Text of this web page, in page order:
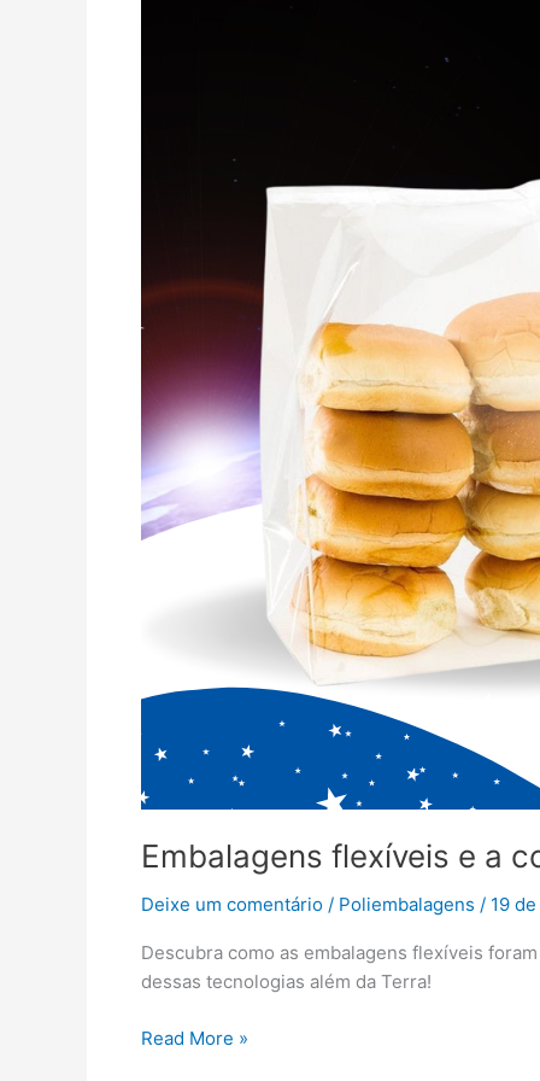
Embalagens flexíveis e a
Deixe um comentário / Poliembalagens / 19
Descubra como as embalagens flexíveis
dessas tecnologias além da Terra!
Read More »